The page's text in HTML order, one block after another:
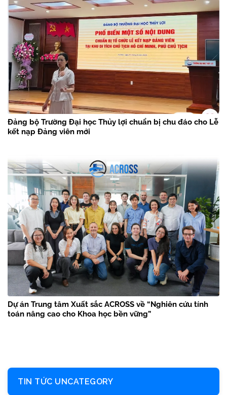
Đảng bộ Trường Đại học Thủy lợi chuẩn bị chu đáo cho Lễ
kết nạp Đảng viên mới
Dự án Trung tâm Xuất sắc ACROSS về “Nghiên cứu tính
toán nâng cao cho Khoa học bền vững”
TIN TỨC UNCATEGORY